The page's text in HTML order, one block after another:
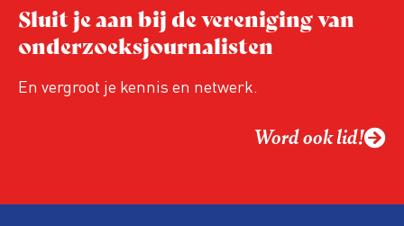
relevant in tijden van nieuwe verzuiling?
Hoe moet de journalistiek omgaan met
een steeds onverschilligere macht?
Sluit je aan bij de vereniging van
onderzoeksjournalisten
En vergroot je kennis en netwerk.
Word ook lid!